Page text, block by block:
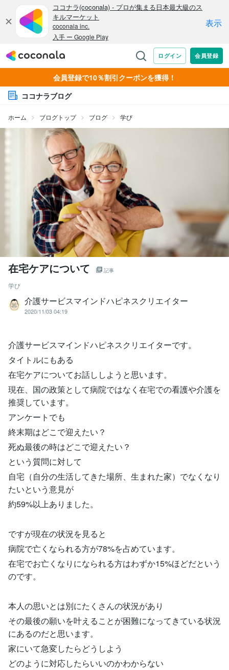
会員登録で10％割引クーポンを獲得！
ココナラブログ
ホーム ブログトップ ブログ 学び
在宅ケアについて 記事
学び
介護サービスマインドハピネスクリエイター
2020/11/03 04:19
介護サービスマインドハピネスクリエイターです。
タイトルにもある
在宅ケアについてお話ししようと思います。
現在、国の政策として病院ではなく在宅での看護や介護を
推奨しています。
アンケートでも
終末期はどこで迎えたい？
死ぬ最後の時はどこで迎えたい？
という質問に対して
自宅（自分の生活してきた場所、生まれた家）でなくなり
たいという意見が
約59%以上ありました。
ですが現在の状況を見ると
病院で亡くなられる方が78%を占めています。
在宅でお亡くなりになられる方はわずか15%ほどだという
のです。
本人の思いとは別にたくさんの状況があり
その最後の願いを叶えることが困難になってきている状況
にあるのだと思います。
家にいて急変したらどうしよう
どのように対応したらいいのかわからない